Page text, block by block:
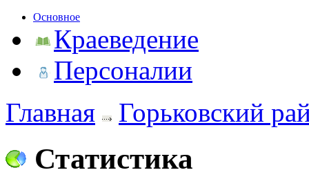
Основное
Краеведение
Персоналии
Главная
Горьковский
Статистика